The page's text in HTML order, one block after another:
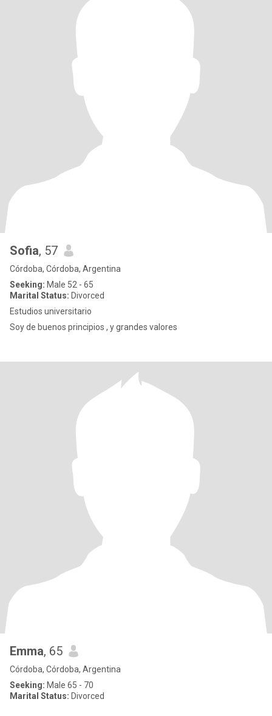
Sofia, 57
Córdoba, Córdoba, Argentina
Seeking: Male 52 - 65
Marital Status: Divorced
Estudios universitario
Soy de buenos principios , y grandes valores
Emma, 65
Córdoba, Córdoba, Argentina
Seeking: Male 65 - 70
Marital Status: Divorced